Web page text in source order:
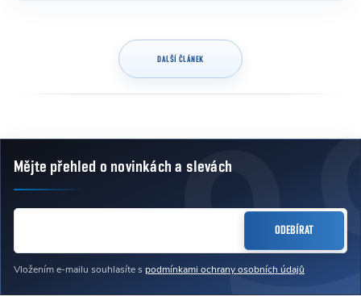
DALŠÍ ČLÁNEK
Zápatí
Mějte přehled o novinkácha slevách
Vložením e-mailu souhlasíte s podmínkami ochrany osobních údajů
ODEBÍRAT